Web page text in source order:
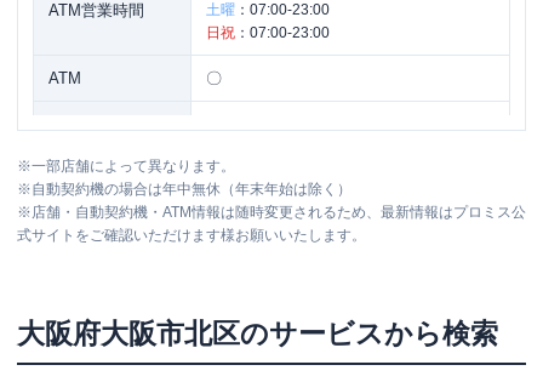
ATM営業時間
土曜 ： 07:00-23:00
日祝 ： 07:00-23:00
ATM 〇
住所
大阪府大阪市北区梅田１丁目２番２－Ｂ
１００号 大阪駅前第２ビルＢ１Ｆ
営業時間
土曜：09:00-21:00
※一部店舗によって異なります。
※自動契約機の場合は年中無休（年末年始は除く）
※店舗・自動契約機・ATM情報は随時変更されるため、最新情報はプロミス公
式サイトをご確認いただけます様お願いいたします。
大阪府大阪市北区のサービスから検索